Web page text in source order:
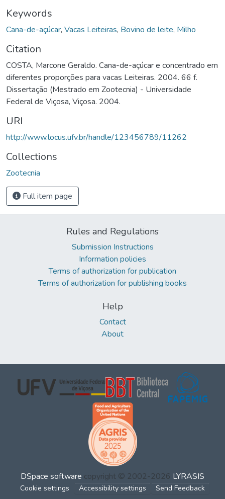
Keywords
Cana-de-açúcar, Vacas Leiteiras, Bovino de leite, Milho
Citation
COSTA, Marcone Geraldo. Cana-de-açúcar e concentrado em
diferentes proporções para vacas Leiteiras. 2004. 66 f.
Dissertação (Mestrado em Zootecnia) - Universidade
Federal de Viçosa, Viçosa. 2004.
URI
http://www.locus.ufv.br/handle/123456789/11262
Collections
Zootecnia
Full item page
Rules and Regulations
Submission Instructions
Information policies
Terms of authorization for publication
Terms of authorization for publishing books
Help
Contact
About
DSpace software copyright © 2002-2026 LYRASIS
Cookie settings Accessibility settings Send Feedback